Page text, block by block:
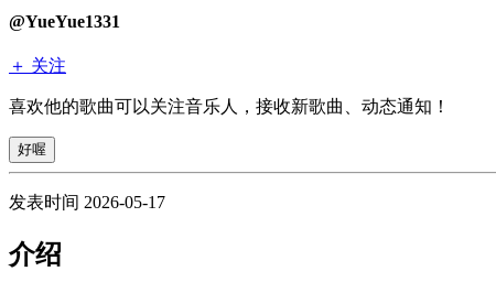
@YueYue1331
＋ 关注
喜欢他的歌曲可以关注音乐人，接收新歌曲、动态通知！
好喔
发表时间 2026-05-17
介绍